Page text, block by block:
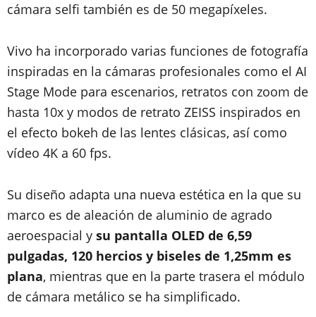
cámara selfi también es de 50 megapíxeles.
Vivo ha incorporado varias funciones de fotografía
inspiradas en la cámaras profesionales como el AI
Stage Mode para escenarios, retratos con zoom de
hasta 10x y modos de retrato ZEISS inspirados en
el efecto bokeh de las lentes clásicas, así como
vídeo 4K a 60 fps.
Su diseño adapta una nueva estética en la que su
marco es de aleación de aluminio de agrado
aeroespacial y su pantalla OLED de 6,59
pulgadas, 120 hercios y biseles de 1,25mm es
plana, mientras que en la parte trasera el módulo
de cámara metálico se ha simplificado.